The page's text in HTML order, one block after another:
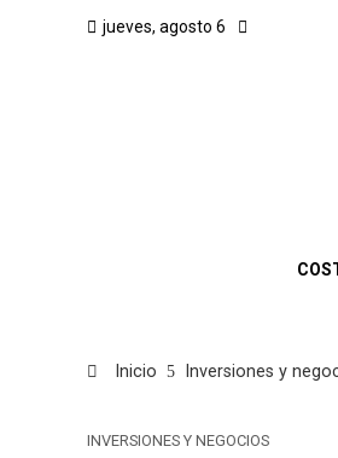
jueves, agosto 6
Inicio Inversiones y
INVERSIONES Y NEGOCIOS